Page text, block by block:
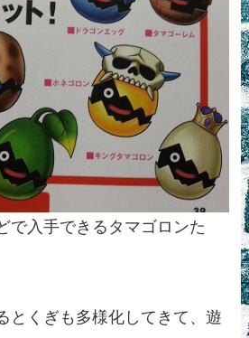
で入手できるタマゴロンた
とくぎも多様化してきて、遊